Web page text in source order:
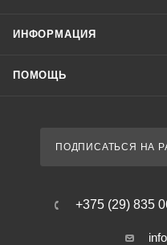
ИНФОРМАЦИЯ
ПОМОЩЬ
ПОДПИСАТЬСЯ НА
+375 (29) 835